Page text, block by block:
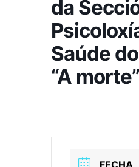
da
Saúde
“A morte”
FECHA